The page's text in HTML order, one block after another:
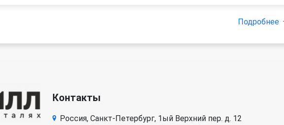
Подробнее
Контакты
Россия, Санкт-Петербург, 1ый Верхний пер. д. 12